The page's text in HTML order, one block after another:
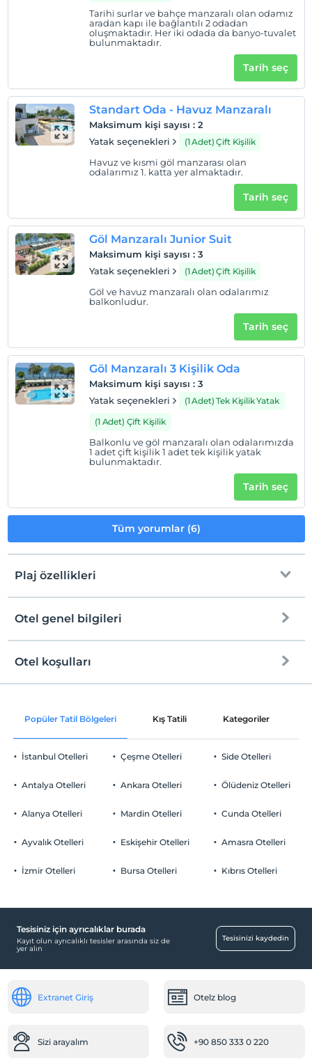
Tarihi surlar ve bahçe manzaralı olan odamız
aradan kapı ile bağlantılı 2 odadan
oluşmaktadır. Her iki odada da banyo-tuvalet
bulunmaktadır.
Tarih seç
Standart Oda - Havuz Manzaralı
Maksimum kişi sayısı : 2
Yatak seçenekleri
(1 Adet) Çift Kişilik
Havuz ve kısmi göl manzarası olan
odalarımız 1. katta yer almaktadır.
Tarih seç
Göl Manzaralı Junior Suit
Maksimum kişi sayısı : 3
Yatak seçenekleri
(1 Adet) Çift Kişilik
Göl ve havuz manzaralı olan odalarımız
balkonludur.
Tarih seç
Göl Manzaralı 3 Kişilik Oda
Maksimum kişi sayısı : 3
Yatak seçenekleri
(1 Adet) Tek Kişilik Yatak
(1 Adet) Çift Kişilik
Balkonlu ve göl manzaralı olan odalarımızda
1 adet çift kişilik 1 adet tek kişilik yatak
bulunmaktadır.
Tarih seç
Tüm yorumlar (6)
Plaj özellikleri
Plaja
Kum, çakıl karışık plaj
Otel genel bilgileri
Ortak alanlar ve tüm odalar
Otopark
Ücretsiz Özel Otopark
Eğlence Hizmetleri
Çocuk karyolası
Restoranda bebek sandalyesi
Otel koşulları
Check/in
Check/out
En geç saat 12:00 ve öncesi
Evcil Hayvan
2 yaşına kadar olan bebekler ücretsizdir.
Popüler Tatil Bölgeleri Kış Tatili Kategoriler
İstanbul Otelleri
Antalya Otelleri
Alanya Otelleri
Ayvalık Otelleri
İzmir Otelleri
Çeşme Otelleri
Ankara Otelleri
Mardin Otelleri
Eskişehir Otelleri
Bursa Otelleri
Side Otelleri
Ölüdeniz Otelleri
Cunda Otelleri
Amasra Otelleri
Kıbrıs Otelleri
Tesisiniz için ayrıcalıklar burada
Kayıt olun ayrıcalıklı tesisler arasında siz de
yer alın
Tesisinizi kaydedin
Extranet Giriş Otelz blog
Sizi arayalım +90 850 333 0 220